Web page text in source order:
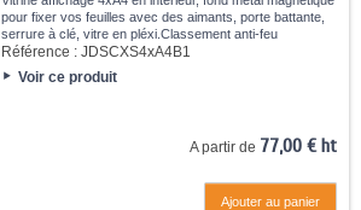
pour fixer vos feuilles avec des aimants, porte battante,
serrure à clé, vitre en pléxi.Classement anti-feu
certification B1...
Référence : JDSCXS4xA4B1
Voir ce produit
A partir de 77,00 € ht
Ajouter au panier